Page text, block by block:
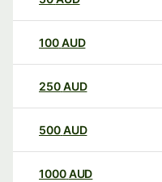
100AUD
250AUD
500AUD
1000AUD